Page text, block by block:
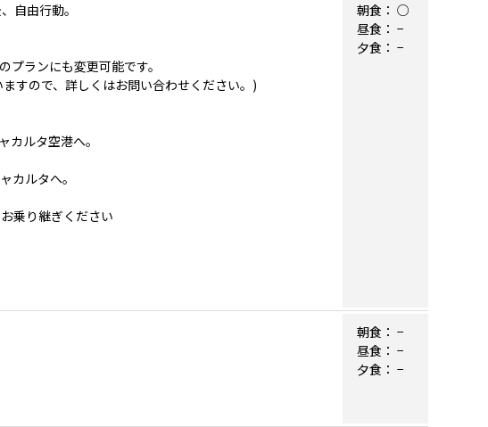
自由行動。
プランにも変更可能です。
すので、詳しくはお問い合わせください。)
カルタ空港へ。
カルタへ。
乗り継ぎください
朝食： ○
昼食： −
夕食： −
朝食： −
昼食： −
夕食： −